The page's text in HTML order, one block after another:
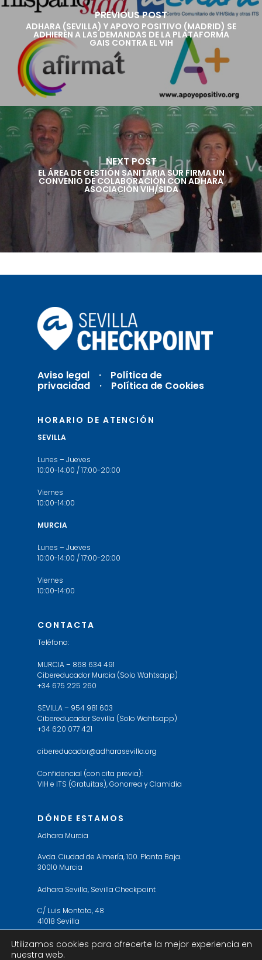
PREVIOUS POST
ADHARA (SEVILLA) Y APOYO POSITIVO (MADRID) SE
ADHIEREN A LAS DEMANDAS DE LA PLATAFORMA
GAIS CONTRA EL VIH
NEXT POST
EL ÁREA DE GESTIÓN SANITARIA SUR FIRMA UN
CONVENIO DE COLABORACIÓN CON ADHARA
ASOCIACIÓN VIH/SIDA
Aviso legal · Política de
privacidad · Política de Cookies
HORARIO DE ATENCIÓN
SEVILLA
Lunes – Jueves
10:00-14:00 / 17:00-20:00
Viernes
10:00-14:00
MURCIA
Lunes – Jueves
10:00-14:00 / 17:00-20:00
Viernes
10:00-14:00
CONTACTA
Teléfono:
MURCIA – 868 634 491
Cibereducador Murcia (Solo Wahtsapp)
+34 675 225 260
SEVILLA – 954 981 603
Cibereducador Sevilla (Solo Wahtsapp)
+34 620 077 421
cibereducador@adharasevilla.org
Confidencial (con cita previa):
VIH e ITS (Gratuitas), Gonorrea y Clamidia
DÓNDE ESTAMOS
Adhara Murcia
Avda. Ciudad de Almería, 100. Planta Baja.
30010 Murcia
Adhara Sevilla, Sevilla Checkpoint
C/ Luis Montoto, 48
41018 Sevilla
Utilizamos cookies para ofrecerte la mejor experiencia en
nuestra web.